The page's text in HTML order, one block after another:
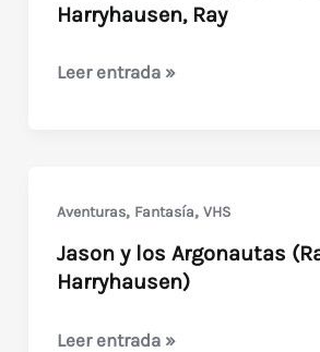
Harryhausen, Ray
Furia
the
Titans)
Harryhausen,
Leer entrada »
Aventuras, Fantasía, VHS
Jason y los Argonautas
Harryhausen)
Jason
Leer entrada »